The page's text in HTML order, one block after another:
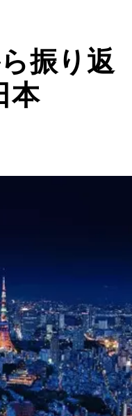
振り返
本